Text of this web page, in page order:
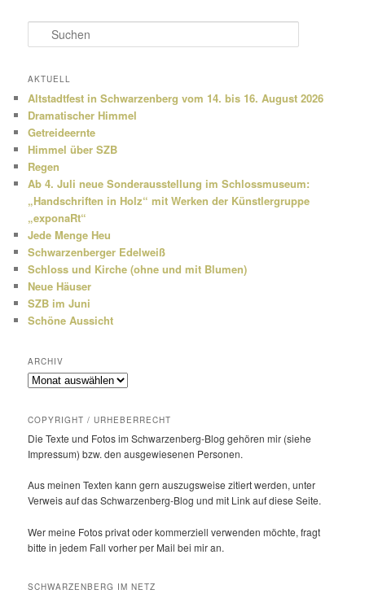
u
h
n
AKTUELL
Altstadtfest in Schwarzenberg vom 14. bis 16. August 2026
Dramatischer Himmel
Getreideernte
Himmel über SZB
Regen
Ab 4. Juli neue Sonderausstellung im Schlossmuseum:
„Handschriften in Holz“ mit Werken der Künstlergruppe
„exponaRt“
Jede Menge Heu
Schwarzenberger Edelweiß
Schloss und Kirche (ohne und mit Blumen)
Neue Häuser
SZB im Juni
Schöne Aussicht
ARCHIV
Archiv
COPYRIGHT / URHEBERRECHT
Die Texte und Fotos im Schwarzenberg-Blog gehören mir (siehe
Impressum) bzw. den ausge­wie­senen Personen.
Aus meinen Texten kann gern auszugs­weise zitiert werden, unter
Verweis auf das Schwarzenberg-Blog und mit Link auf diese Seite.
Wer meine Fotos privat oder kommer­ziell verwenden möchte, fragt
bitte in jedem Fall vorher per Mail bei mir an.
SCHWARZENBERG IM NETZ